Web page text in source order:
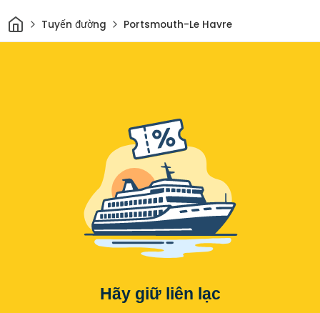
Trang chủ
Tuyến đường Portsmouth-Le Havre
Hãy giữ liên lạc